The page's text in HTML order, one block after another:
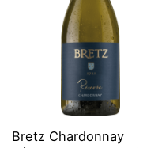
Bretz Chardonnay